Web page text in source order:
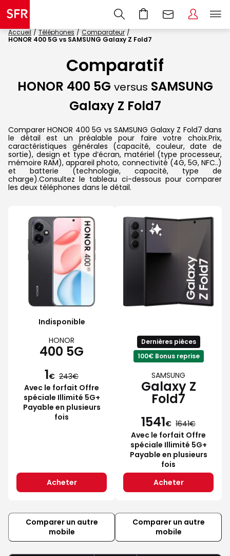
Accueil Téléphones
Comparateur
HONOR 400 5G vs SAMSUNG Galaxy Z Fold7
Comparatif
HONOR 400 5G versus SAMSUNG
Galaxy Z Fold7
Comparer HONOR 400 5G vs SAMSUNG Galaxy Z Fold7 dans
le détail est un préalable pour faire votre choix.Prix,
caractéristiques générales (capacité, couleur, date de
sortie), design et type d’écran, matériel (type processeur,
mémoire RAM), appareil photo, connectivité (4G, 5G, NFC..)
et batterie (technologie, capacité, type de
charge).Consultez le tableau ci-dessous pour comparer
les deux téléphones dans le détail.
Indisponible
HONOR
400 5G
1€ 243
Avec le forfait Offre
spéciale Illimité 5G+
Payable en plusieurs
fois
Acheter
Dernières pièces
100€ Bonus reprise
SAMSUNG
Galaxy Z
Fold7
1541€ 1641
Avec le forfait Offre
spéciale Illimité 5G+
Payable en plusieurs
fois
Acheter
Comparer un autre
mobile
Comparer un autre
mobile